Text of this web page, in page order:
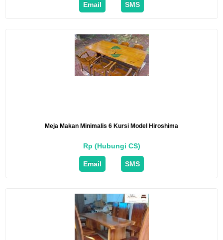
Email SMS
Meja Makan Minimalis 6 Kursi Model Hiroshima
Rp (Hubungi CS)
Email SMS